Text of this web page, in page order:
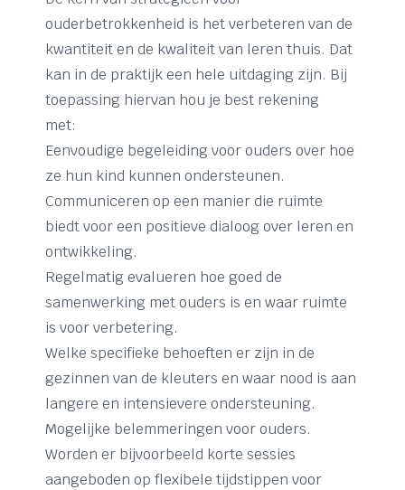
ouderbetrokkenheid is het verbeteren van de
kwantiteit en de kwaliteit van leren thuis. Dat
kan in de praktijk een hele uitdaging zijn. Bij
toepassing hiervan hou je best rekening
met:
Eenvoudige begeleiding voor ouders over hoe
ze hun kind kunnen ondersteunen.
Communiceren op een manier die ruimte
biedt voor een positieve dialoog over leren en
ontwikkeling.
Regelmatig evalueren hoe goed de
samenwerking met ouders is en waar ruimte
is voor verbetering.
Welke specifieke behoeften er zijn in de
gezinnen van de kleuters en waar nood is aan
langere en intensievere ondersteuning.
Mogelijke belemmeringen voor ouders.
Worden er bijvoorbeeld korte sessies
aangeboden op flexibele tijdstippen voor